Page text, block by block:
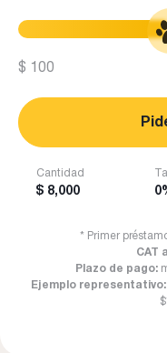
$ 100
Cantidad
$ 8,000
* Primer
CAT
Plazo de pago:
Ejemplo representativo: